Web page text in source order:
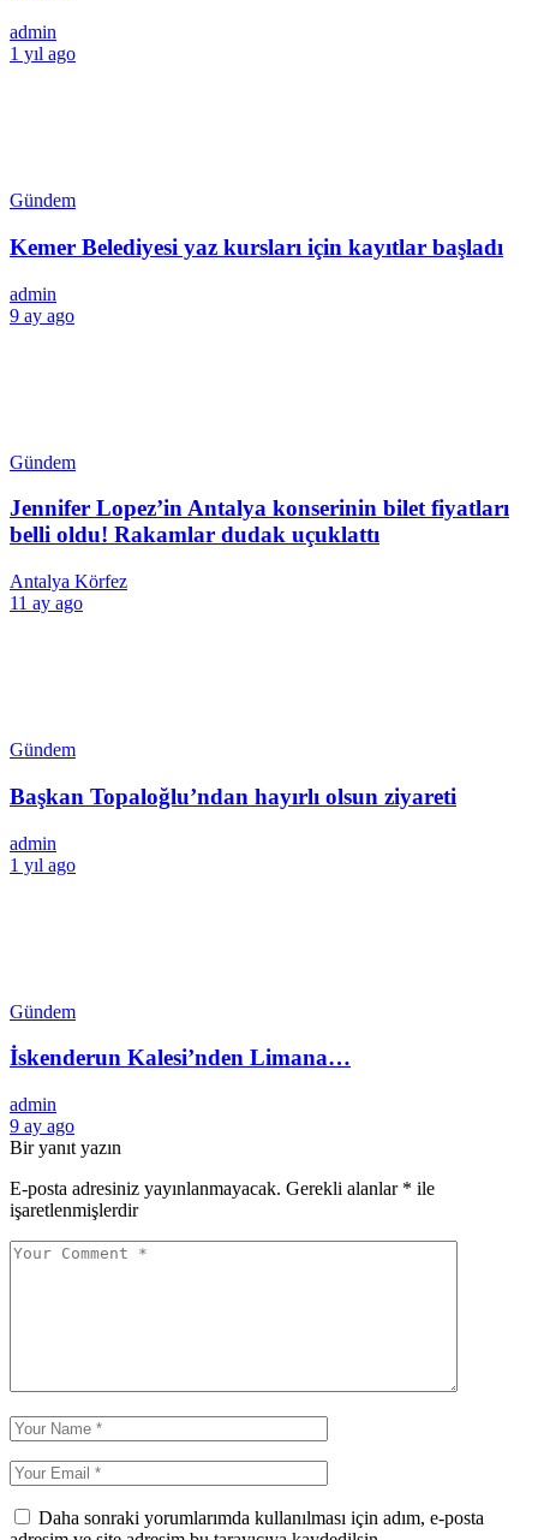
admin
1 yıl ago
Gündem
Kemer Belediyesi yaz kursları için kayıtlar başladı
admin
9 ay ago
Gündem
Jennifer Lopez’in Antalya konserinin bilet fiyatları
belli oldu! Rakamlar dudak uçuklattı
Antalya Körfez
11 ay ago
Gündem
Başkan Topaloğlu’ndan hayırlı olsun ziyareti
admin
1 yıl ago
Gündem
İskenderun Kalesi’nden Limana…
admin
9 ay ago
Bir yanıt yazın
E-posta adresiniz yayınlanmayacak. Gerekli alanlar * ile
işaretlenmişlerdir
Daha sonraki yorumlarımda kullanılması için adım, e-posta